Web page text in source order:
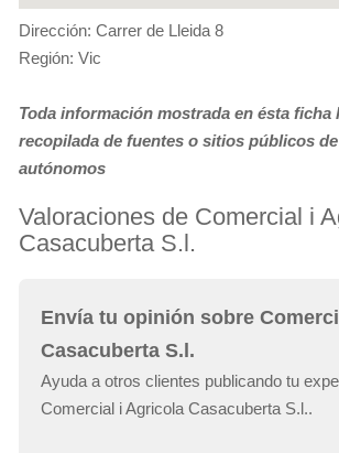
Dirección: Carrer de Lleida 8
Región: Vic
Toda información mostrada en ésta ficha
recopilada de fuentes o sitios públicos
autónomos
Valoraciones de Comercial i
Casacuberta S.l.
Envía tu opinión sobre
Casacuberta S.l.
Ayuda a otros clientes publicando tu
Comercial i Agricola Casacuberta S.l..